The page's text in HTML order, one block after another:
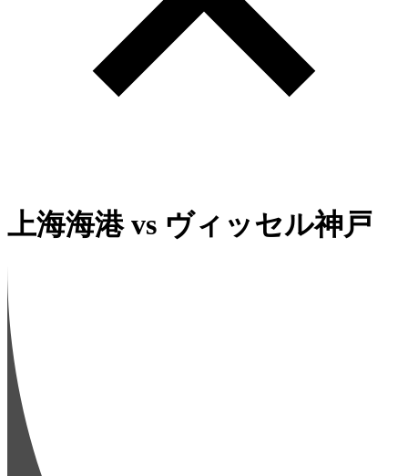
上海海港vs ヴィッセル神戸